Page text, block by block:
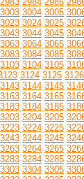
3003 3004 3005
3023 3024 3025
3043 3044 3045
3063 3064 3065
3083 3084 3085
3103 3104 3105
3124 3125 3126
3143 3144 3145
3163 3164 3165
3183 3184 3185
3203 3204 3205
3223 3224 3225
3243 3244 3245
3263 3264 3265
3283 3284 3285
3303 3304 3305